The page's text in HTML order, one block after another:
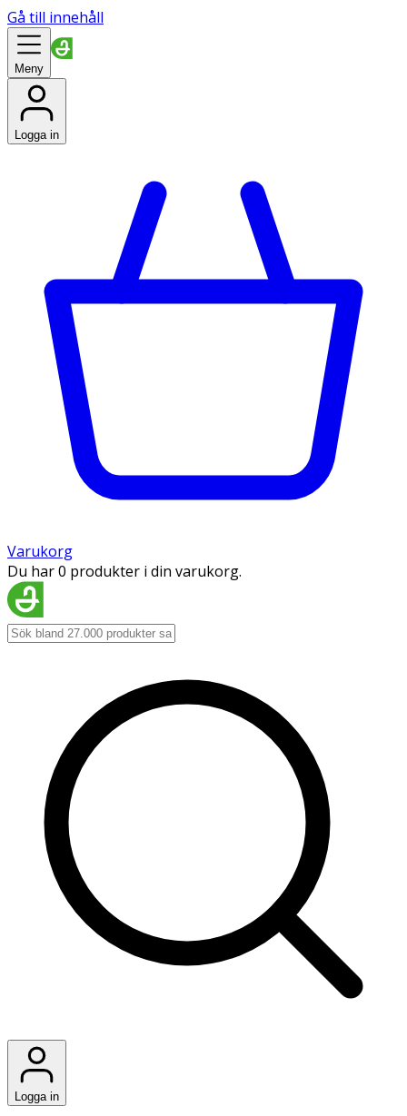
Gå till innehåll
Meny
Logga in
Varukorg
Du har 0 produkter i din varukorg.
Logga in